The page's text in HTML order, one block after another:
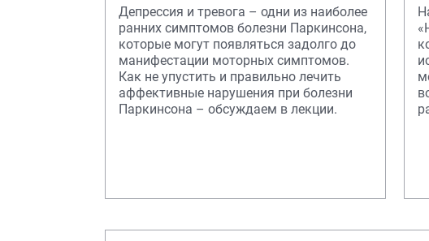
Депрессия и тревога – одни из наиболее
ранних симптомов болезни Паркинсона,
которые могут появляться задолго до
манифестации моторных симптомов.
Как не упустить и правильно лечить
аффективные нарушения при болезни
Паркинсона – обсуждаем в лекции.